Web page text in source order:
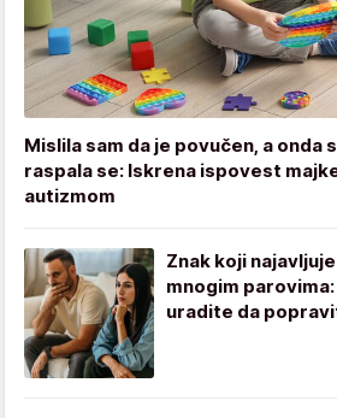
Mislila sam da je povučen, a onda
raspala se: Iskrena ispovest
autizmom
Znak koji
mnogim
uradite da